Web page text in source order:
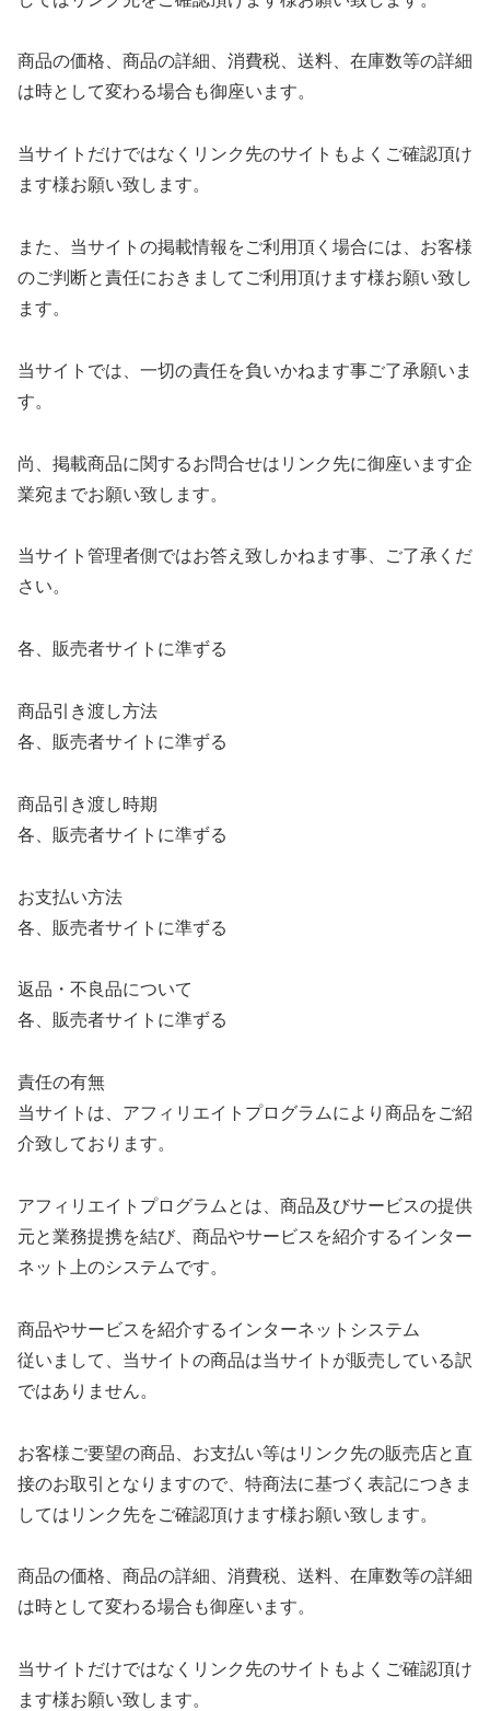
商品の価格、商品の詳細、消費税、送料、在庫数等の詳細
は時として変わる場合も御座います。
当サイトだけではなくリンク先のサイトもよくご確認頂け
ます様お願い致します。
また、当サイトの掲載情報をご利用頂く場合には、お客様
のご判断と責任におきましてご利用頂けます様お願い致し
ます。
当サイトでは、一切の責任を負いかねます事ご了承願いま
す。
尚、掲載商品に関するお問合せはリンク先に御座います企
業宛までお願い致します。
当サイト管理者側ではお答え致しかねます事、ご了承くだ
さい。
各、販売者サイトに準ずる
商品引き渡し方法
各、販売者サイトに準ずる
商品引き渡し時期
各、販売者サイトに準ずる
お支払い方法
各、販売者サイトに準ずる
返品・不良品について
各、販売者サイトに準ずる
責任の有無
当サイトは、アフィリエイトプログラムにより商品をご紹
介致しております。
アフィリエイトプログラムとは、商品及びサービスの提供
元と業務提携を結び、商品やサービスを紹介するインター
ネット上のシステムです。
商品やサービスを紹介するインターネットシステム
従いまして、当サイトの商品は当サイトが販売している訳
ではありません。
お客様ご要望の商品、お支払い等はリンク先の販売店と直
接のお取引となりますので、特商法に基づく表記につきま
してはリンク先をご確認頂けます様お願い致します。
商品の価格、商品の詳細、消費税、送料、在庫数等の詳細
は時として変わる場合も御座います。
当サイトだけではなくリンク先のサイトもよくご確認頂け
ます様お願い致します。